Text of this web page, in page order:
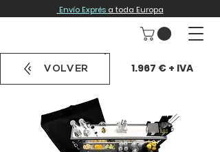
Envío Exprés a toda Europa
VOLVER 1.967 € + IVA